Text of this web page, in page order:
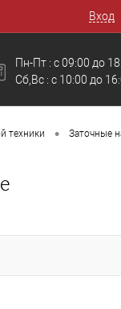
Вход
Пн-Пт : с 09:00 до
Сб,Вс : c 10:00 до
техники • Заточные